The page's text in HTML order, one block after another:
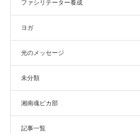
ファシリテーター養成
ヨガ
光のメッセージ
未分類
湘南魂ピカ部
記事一覧